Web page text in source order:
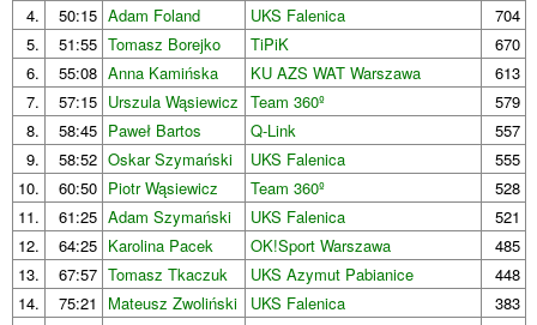
4.
50:15 Adam Foland UKS Falenica
704
5.
51:55 Tomasz Borejko TiPiK
670
6.
55:08 Anna Kamińska KU AZS WAT Warszawa
613
7.
57:15 Urszula Wąsiewicz Team 360º
579
8.
58:45 Paweł Bartos Q-Link
557
9.
58:52 Oskar Szymański UKS Falenica
555
10.
60:50 Piotr Wąsiewicz Team 360º
528
11.
61:25 Adam Szymański UKS Falenica
521
12.
64:25 Karolina Pacek OK!Sport Warszawa
485
13.
67:57 Tomasz Tkaczuk UKS Azymut Pabianice
448
14.
75:21 Mateusz Zwoliński UKS Falenica
383